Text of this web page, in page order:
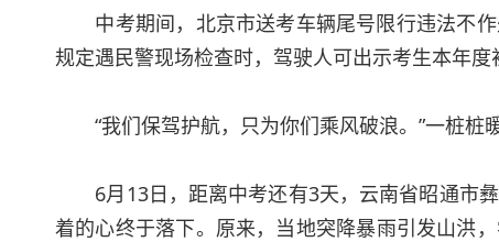
中考期间，北京市送考车辆尾号限行违法不作
规定遇民警现场检查时，驾驶人可出示考生本年
“我们保驾护航，只为你们乘风破浪。”一桩桩
6月13日，距离中考还有3天，云南省昭通市彝
着的心终于落下。原来，当地突降暴雨引发山洪